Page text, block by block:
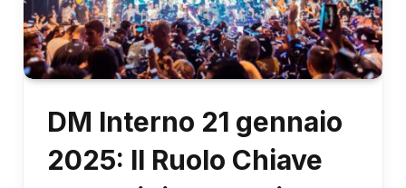
DM Interno 21 gennaio
2025: Il Ruolo Chiave